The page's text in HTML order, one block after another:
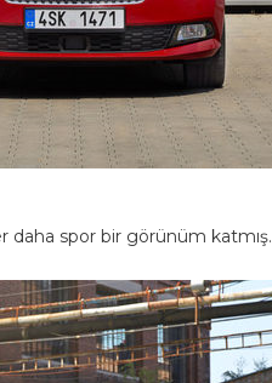
daha spor bir görünüm katmış.